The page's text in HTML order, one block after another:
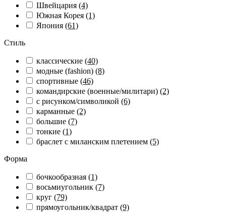
Швейцария (4)
Южная Корея (1)
Япония (61)
Стиль
классические (40)
модные (fashion) (8)
спортивные (46)
командирские (военные/милитари) (2)
с рисунком/символикой (6)
карманные (2)
большие (7)
тонкие (1)
браслет с миланским плетением (5)
Форма
бочкообразная (1)
восьмиугольник (7)
круг (79)
прямоугольник/квадрат (9)